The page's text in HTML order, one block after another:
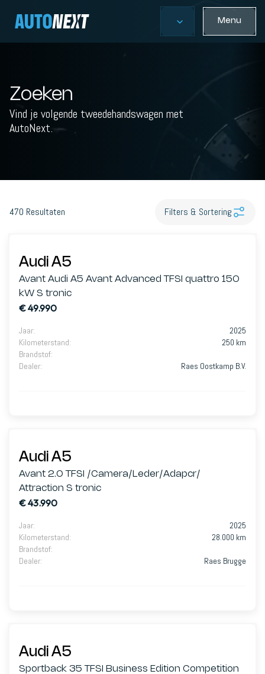
Menu
Zoeken
Vind je volgende tweedehandswagen met
AutoNext.
470 Resultaten Filters & Sortering
Audi A5
Avant Audi A5 Avant Advanced TFSI quattro 150
kW S tronic
€ 49.990
Jaar:
2025
Kilometerstand:
250 km
Brandstof:
Dealer: Raes Oostkamp B.V.
Audi A5
Avant 2.0 TFSI /Camera/Leder/Adapcr/
Attraction S tronic
€ 43.990
Jaar:
2025
Kilometerstand:
28.000 km
Brandstof:
Dealer: Raes Brugge
Audi A5
Sportback 35 TFSI Business Edition Competition